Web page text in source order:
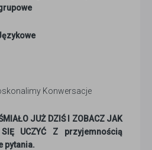
Konwersacje
JUŻ DZIŚ I ZOBACZ JAK
SIĘ UCZYĆ Z przyjemnością
pytania.